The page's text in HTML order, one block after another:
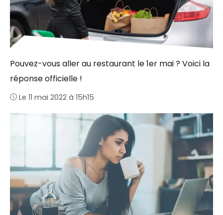
Pouvez-vous aller au restaurant le 1er mai ? Voici la
réponse officielle !
Le 11 mai 2022 à 15h15